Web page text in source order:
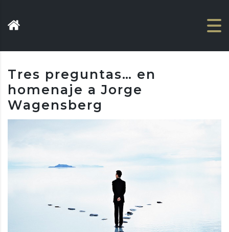
Tres preguntas… en
homenaje a Jorge
Wagensberg